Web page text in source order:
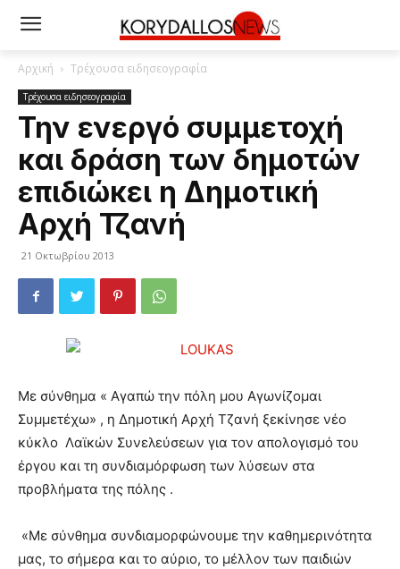
Αρχική Τρέχουσα ειδησεογραφία
Τρέχουσα ειδησεογραφία
Την ενεργό συμμετοχή
και δράση των δημοτών
επιδιώκει η Δημοτική
Αρχή Τζανή
21 Οκτωβρίου 2013
Με σύνθημα « Αγαπώ την πόλη μου Αγωνίζομαι
Συμμετέχω» , η Δημοτική Αρχή Τζανή ξεκίνησε νέο
κύκλο Λαϊκών Συνελεύσεων για τον απολογισμό του
έργου και τη συνδιαμόρφωση των λύσεων στα
προβλήματα της πόλης .
«Με σύνθημα συνδιαμορφώνουμε την καθημερινότητα
μας, το σήμερα και το αύριο, το μέλλον των παιδιών